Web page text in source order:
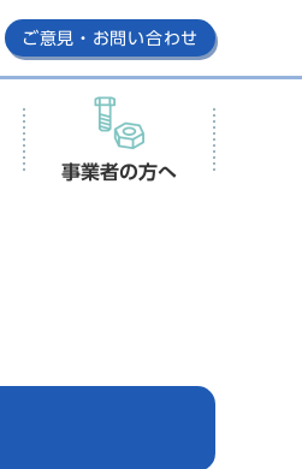
ご意見・お問い合わせ
事業者の方へ